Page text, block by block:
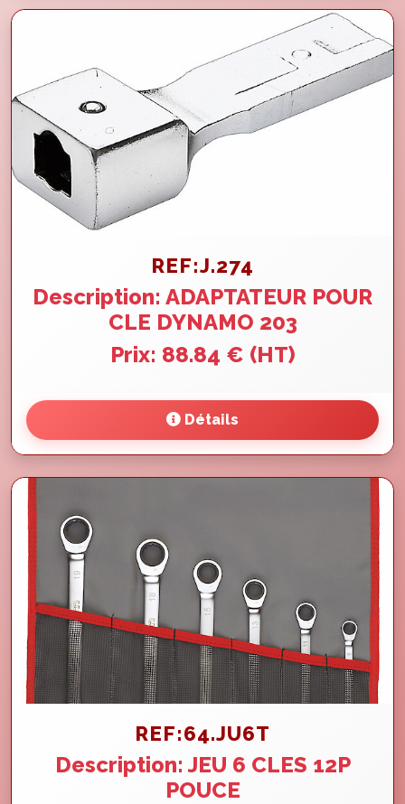
REF:J.274
Description: ADAPTATEUR POUR
CLE DYNAMO 203
Prix: 88.84 € (HT)
Détails
REF:64.JU6T
Description: JEU 6 CLES 12P
POUCE